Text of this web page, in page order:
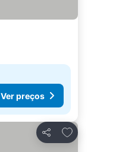
Ver preços
Partilhar
Adicionar aos